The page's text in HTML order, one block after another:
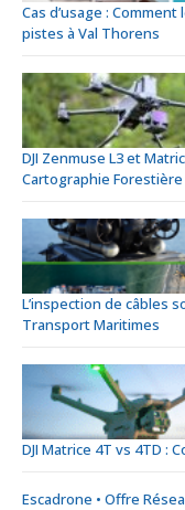
Cas d’usage :
pistes à Val Thorens
DJI Zenmuse L3 et
Cartographie Forestière
L’inspection de câbles
Transport Maritimes
DJI Matrice 4T vs 4TD :
Escadrone • Offre